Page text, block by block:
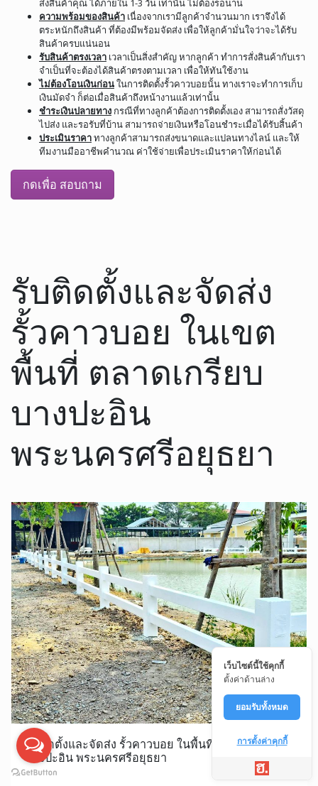
ความพร้อมของสินค้า เนื่องจากเรามีลูกค้าจำนวนมาก เราจึงได้
ตระหนักถึงสินค้า ที่ต้องมีพร้อมจัดส่ง เพื่อให้ลูกค้ามั่นใจว่าจะได้รับ
สินค้าครบแน่นอน
รับสินค้าตรงเวลา เวลาเป็นสิ่งสำคัญ หากลูกค้า ทำการสั่งสินค้ากับเรา
จำเป็นที่จะต้องได้สินค้าตรงตามเวลา เพื่อให้ทันใช้งาน
ไม่ต้องโอนเงินก่อนในการติดตั้งรั้วคาวบอยนั้น ทางเราจะทำการเก็บ
เงินมัดจำ ก็ต่อเมื่อสินค้าถึงหน้างานแล้วเท่านั้น
ชำระเงินปลายทาง กรณีที่ทางลูกค้าต้องการติดตั้งเอง สามารถสั่งวัสดุ
ไปส่ง และรอรับที่บ้าน สามารถจ่ายเงินหรือโอนชำระเมื่อได้รับสิ้นค้า
ประเมินราคาทางลูกค้าสามารถส่งขนาดและแปลนทางไลน์ และให้
ทีมงานมืออาชีพคำนวณ ค่าใช้จ่ายเพื่อประเมินราคาให้ก่อนได้
กดเพื่อ สอบถาม
รับติดตั้งและจัดส่ง
รั้วคาวบอย ในเขต
พื้นที่ ตลาดเกรียบ
บางปะอิน
พระนครศรีอยุธยา
รับติดตั้งและจัดส่ง รั้วคาวบอย ในพื้นที่ ตลาดเกรียบ
บางปะอิน พระนครศรีอยุธยา
เว็บไซต์นี้ใช้คุกกี้
ตั้งค่าด้านล่าง
ยอมรับทั้งหมด
การตั้งค่าคุกกี้